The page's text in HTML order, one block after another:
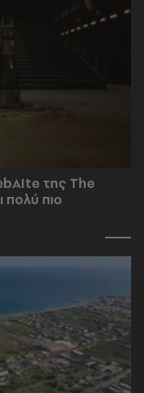
της The
πιο